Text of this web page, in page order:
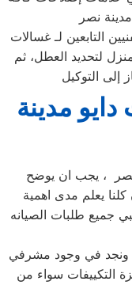
التابعين لـ غسالات
لتحديد العطل، ثم
إلى التوكيل
مدينة
نصر ، يجب ان يوضح
يعلم مدى اهمية
جميع طلبات الصيانه
ونجد في وجود مشرفي
التكييفات سواء من